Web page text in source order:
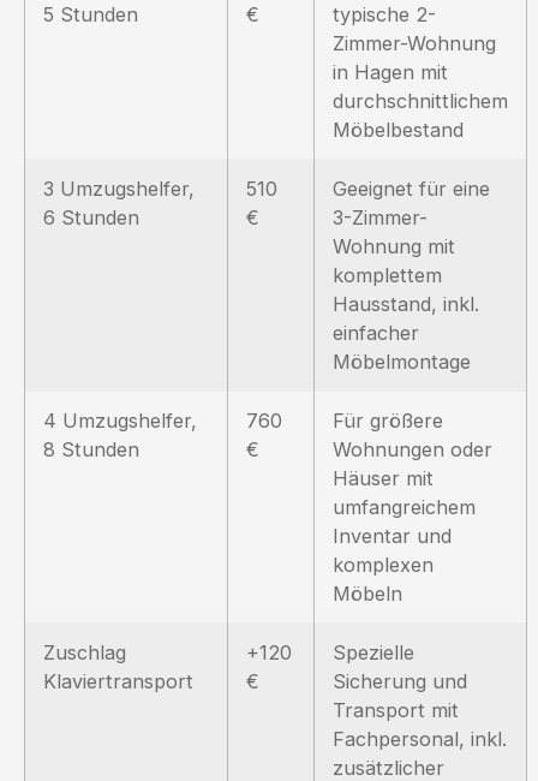
5 Stunden
€
typische 2-
Zimmer-Wohnung
in Hagen mit
durchschnittlichem
Möbelbestand
3 Umzugshelfer,
6 Stunden
510
€
Geeignet für eine
3-Zimmer-
Wohnung mit
komplettem
Hausstand, inkl.
einfacher
Möbelmontage
4 Umzugshelfer,
8 Stunden
760
€
Für größere
Wohnungen oder
Häuser mit
umfangreichem
Inventar und
komplexen
Möbeln
Zuschlag
Klaviertransport
+120
€
Spezielle
Sicherung und
Transport mit
Fachpersonal, inkl.
zusätzlicher